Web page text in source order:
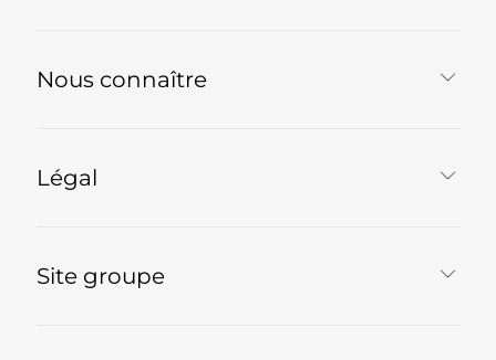
Nous connaître
Légal
Site groupe